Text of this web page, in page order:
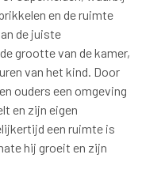
en de ruimte
de juiste
grootte van de kamer,
van het kind. Door
ouders een omgeving
en zijn eigen
een ruimte is
hij groeit en zijn